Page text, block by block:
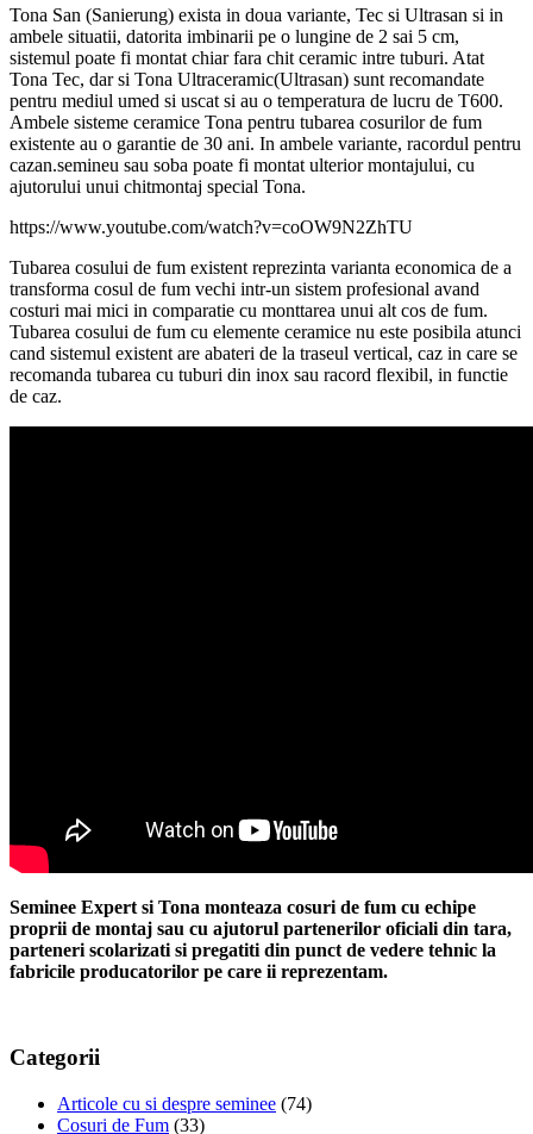
Tona San (Sanierung) exista in doua variante, Tec si Ultrasan si in
ambele situatii, datorita imbinarii pe o lungine de 2 sai 5 cm,
sistemul poate fi montat chiar fara chit ceramic intre tuburi. Atat
Tona Tec, dar si Tona Ultraceramic(Ultrasan) sunt recomandate
pentru mediul umed si uscat si au o temperatura de lucru de T600.
Ambele sisteme ceramice Tona pentru tubarea cosurilor de fum
existente au o garantie de 30 ani. In ambele variante, racordul pentru
cazan.semineu sau soba poate fi montat ulterior montajului, cu
ajutorului unui chitmontaj special Tona.
https://www.youtube.com/watch?v=coOW9N2ZhTU
Tubarea cosului de fum existent reprezinta varianta economica de a
transforma cosul de fum vechi intr-un sistem profesional avand
costuri mai mici in comparatie cu monttarea unui alt cos de fum.
Tubarea cosului de fum cu elemente ceramice nu este posibila atunci
cand sistemul existent are abateri de la traseul vertical, caz in care se
recomanda tubarea cu tuburi din inox sau racord flexibil, in functie
de caz.
Seminee Expert si Tona monteaza cosuri de fum cu echipe
proprii de montaj sau cu ajutorul partenerilor oficiali din tara,
parteneri scolarizati si pregatiti din punct de vedere tehnic la
fabricile producatorilor pe care ii reprezentam.
Categorii
Articole cu si despre seminee (74)
Cosuri de Fum (33)